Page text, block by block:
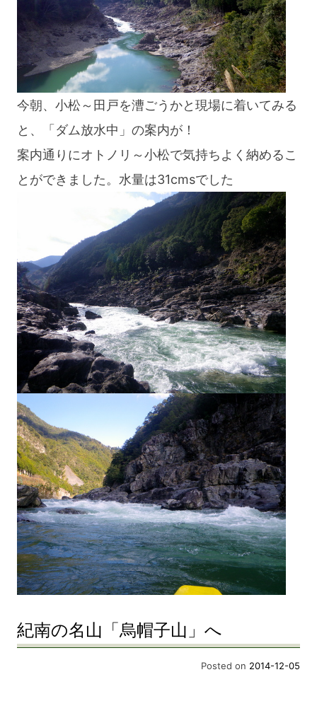
今朝、小松～田戸を漕ごうかと現場に着いてみる
と、「ダム放水中」の案内が！
案内通りにオトノリ～小松で気持ちよく納めるこ
とができました。水量は31cmsでした
紀南の名山「烏帽子山」へ
Posted on 2014-12-05